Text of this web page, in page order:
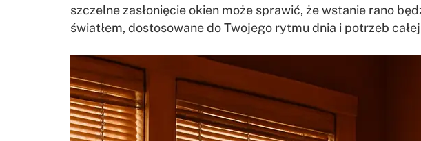
szczelne zasłonięcie okien może sprawić, że wstanie rano
światłem, dostosowane do Twojego rytmu dnia i potrzeb